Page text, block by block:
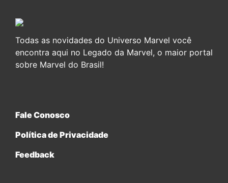
Todas as novidades do Universo Marvel você
encontra aqui no Legado da Marvel, o maior portal
sobre Marvel do Brasil!
Fale Conosco
Política de Privacidade
Feedback